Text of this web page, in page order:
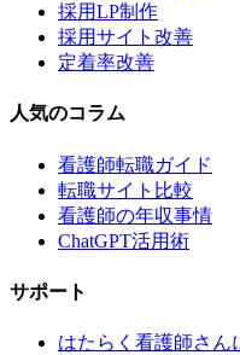
採用LP制作
採用サイト改善
定着率改善
人気のコラム
看護師転職ガイド
転職サイト比較
看護師の年収事情
ChatGPT活用術
サポート
はたらく看護師さん